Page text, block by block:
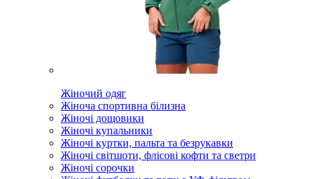
Жіночий одяг
Жіноча спортивна білизна
Жіночі дощовики
Жіночі купальники
Жіночі куртки, пальта та безрукавки
Жіночі світшоти, флісові кофти та светри
Жіночі сорочки